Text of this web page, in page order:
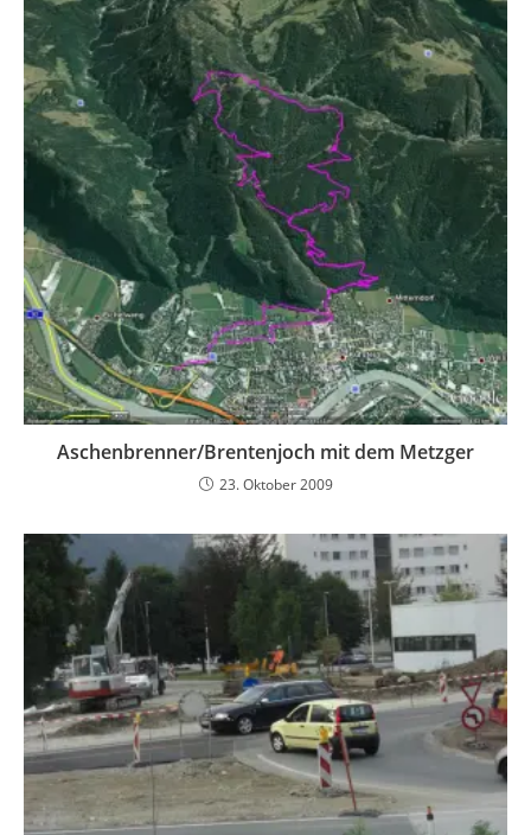
Aschenbrenner/Brentenjoch mit dem Metzger
23. Oktober 2009